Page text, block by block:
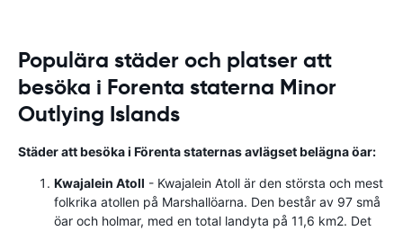
Populära städer och platser att
besöka i Forenta staterna Minor
Outlying Islands
Städer att besöka i Förenta staternas avlägset belägna öar:
Kwajalein Atoll - Kwajalein Atoll är den största och mest
folkrika atollen på Marshallöarna. Den består av 97 små
öar och holmar, med en total landyta på 11,6 km2. Det